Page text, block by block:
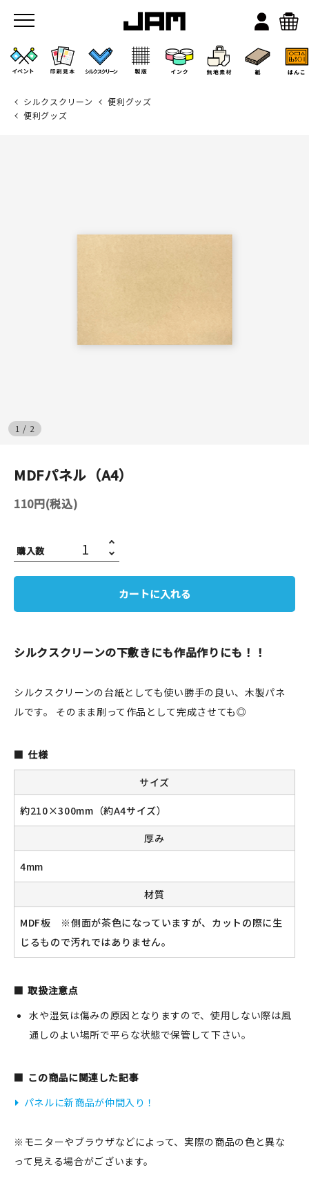
無地素材
紙
はんこ
在庫限り
読みもの
おしらせ
新規会員登録
ログイン
カートを見る
よくある質問
シルクスクリーン
便利グッズ
便利グッズ
1 / 2
MDFパネル（A4）
110円(税込)
購入数
カートに入れる
シルクスクリーンの下敷きにも作品作りにも！！
シルクスクリーンの台紙としても使い勝手の良い、木製パネ
ルです。 そのまま刷って作品として完成させても◎
仕様
サイズ
約210×300mm（約A4サイズ）
厚み
4mm
材質
MDF板 ※側面が茶色になっていますが、カットの際に生
じるもので汚れではありません。
取扱注意点
水や湿気は傷みの原因となりますので、使用しない際は風
通しのよい場所で平らな状態で保管して下さい。
この商品に関連した記事
パネルに新商品が仲間入り！
※モニターやブラウザなどによって、実際の商品の色と異な
って見える場合がございます。